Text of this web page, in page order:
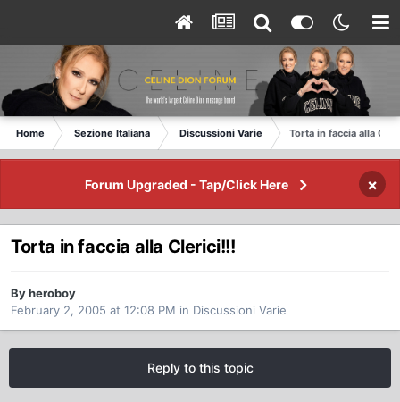
Home Sezione Italiana Discussioni Varie Torta in faccia alla
Forum Upgraded - Tap/Click Here ×
Torta in faccia alla Clerici!!!
By heroboy
February 2, 2005 at 12:08 PM in Discussioni Varie
Reply to this topic